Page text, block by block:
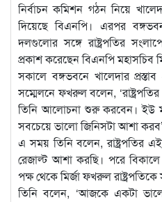
নির্বাচন কমিশন গঠন নিয়ে
দিয়েছে বিএনপি। এরপর
দলগুলোর সঙ্গে রাষ্ট্রপতির
প্রকাশ করেছেন বিএনপি
সকালে বঙ্গভবনে খালেদার
সম্মেলনে ফখরুল বলেন,
তিনি আলোচনা শুরু করবেন। ইউ
সবচেয়ে ভালো জিনিসটা আশা
এ সময় তিনি বলেন, রাষ্ট্রপতির
রেজাল্ট আশা করছি। পরে
পক্ষ থেকে মির্জা ফখরুল
তিনি বলেন, ‘আজকে একটা